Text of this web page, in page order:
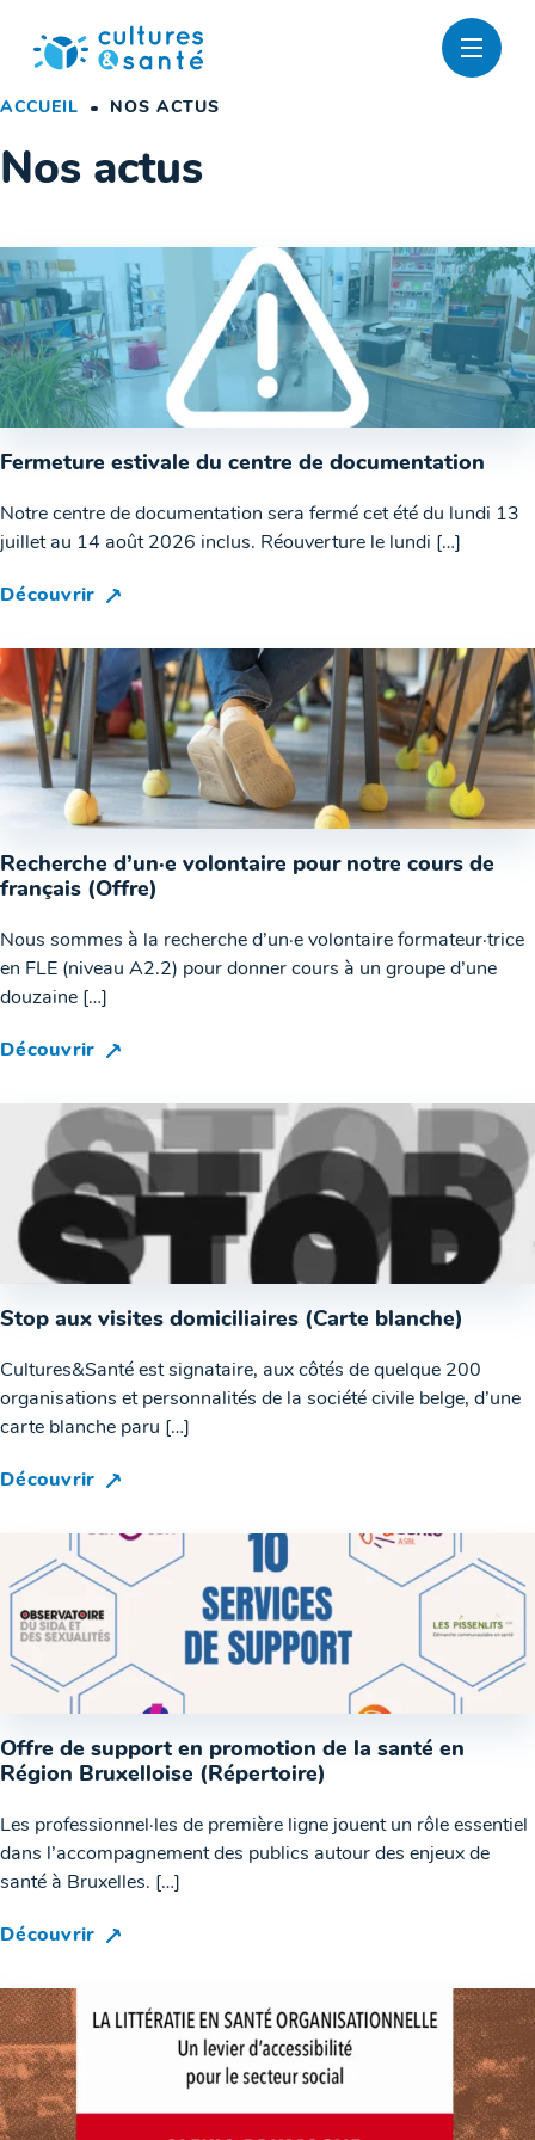
contenu
ACCUEIL NOS ACTUS
Nos actus
Fermeture estivale du centre de documentation
Notre centre de documentation sera fermé cet été du lundi 13
juillet au 14 août 2026 inclus. Réouverture le lundi […]
Découvrir
Recherche d’un·e volontaire pour notre cours de
français (Offre)
Nous sommes à la recherche d’un·e volontaire formateur·trice
en FLE (niveau A2.2) pour donner cours à un groupe d’une
douzaine […]
Découvrir
Stop aux visites domiciliaires (Carte blanche)
Cultures&Santé est signataire, aux côtés de quelque 200
organisations et personnalités de la société civile belge, d’une
carte blanche paru […]
Découvrir
Offre de support en promotion de la santé en
Région Bruxelloise (Répertoire)
Les professionnel·les de première ligne jouent un rôle essentiel
dans l’accompagnement des publics autour des enjeux de
santé à Bruxelles. […]
Découvrir